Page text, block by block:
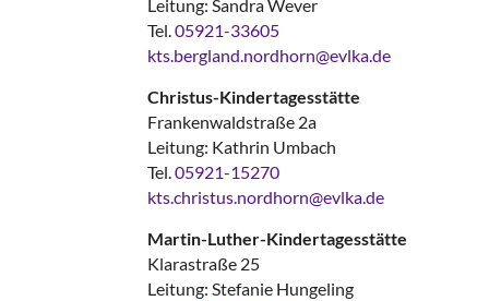
Leitung: Sandra Wever
Tel. 05921-33605
kts.bergland.nordhorn@evlka.de
Christus-Kindertagesstätte
Frankenwaldstraße 2a
Leitung: Kathrin Umbach
Tel. 05921-15270
kts.christus.nordhorn@evlka.de
Martin-Luther-Kindertagesstätte
Klarastraße 25
Leitung: Stefanie Hungeling